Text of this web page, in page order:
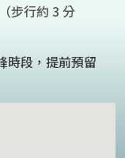
步行約 3 分
時段，提前預留